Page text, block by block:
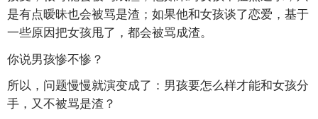
是有点暧昧也会被骂是渣；如果他和女孩谈了恋爱，基于
一些原因把女孩甩了，都会被骂成渣。
你说男孩惨不惨？
所以，问题慢慢就演变成了：男孩要怎么样才能和女孩分
手，又不被骂是渣？